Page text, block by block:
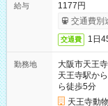
給与
1177円
交通費別
交通費 1日
勤務地
大阪市天王
天王寺駅か
ら徒歩5分
天王寺動